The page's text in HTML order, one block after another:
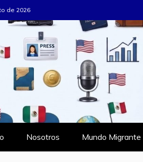
de 2026
SOMOS
Nosotros Mundo